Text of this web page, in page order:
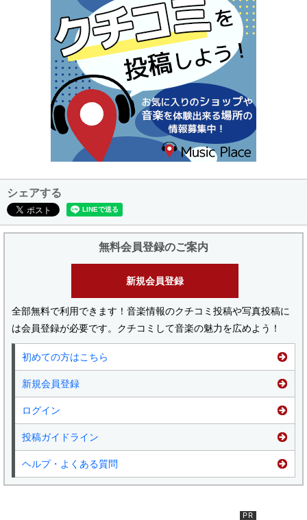
シェアする
無料会員登録のご案内
新規会員登録
全部無料で利用できます！音楽情報のクチコミ投稿や写真投稿に
は会員登録が必要です。クチコミして音楽の魅力を広めよう！
初めての方はこちら
新規会員登録
ログイン
投稿ガイドライン
ヘルプ・よくある質問